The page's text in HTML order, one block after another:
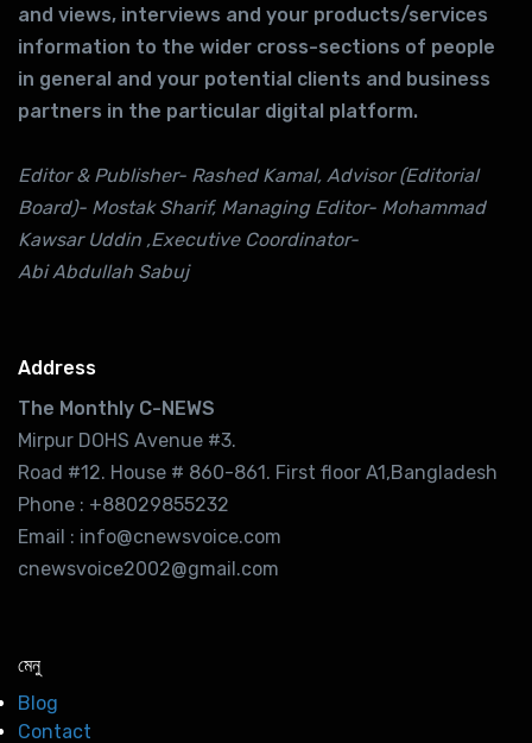
and views, interviews and your products/services
information to the wider cross-sections of people
in general and your potential clients and business
partners in the particular digital platform.
Editor & Publisher- Rashed Kamal, Advisor (Editorial
Board)- Mostak Sharif, Managing Editor- Mohammad
Kawsar Uddin ,Executive Coordinator-
Abi Abdullah Sabuj
Address
The Monthly C-NEWS
Mirpur DOHS Avenue #3.
Road #12. House # 860-861. First floor A1,Bangladesh
Phone : +88029855232
Email : info@cnewsvoice.com
cnewsvoice2002@gmail.com
মেনু
Blog
Contact